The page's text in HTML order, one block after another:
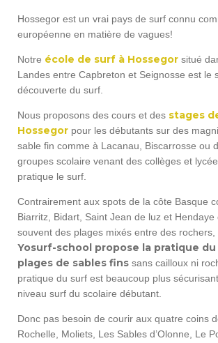
Hossegor est un vrai pays de surf connu
européenne en matière de vagues!
Notre école de surf à Hossegor situé
Landes entre Capbreton et Seignosse est le
découverte du surf.
Nous proposons des cours et des stages
Hossegor pour les débutants sur des
sable fin comme à Lacanau, Biscarrosse ou
groupes scolaire venant des collèges et
pratique le surf.
Contrairement aux spots de la côte Basque
Biarritz, Bidart, Saint Jean de luz et
souvent des plages mixés entre des rochers,
Yosurf-school propose la pratique
plages de sables fins sans cailloux ni
pratique du surf est beaucoup plus
niveau surf du scolaire débutant.
Donc pas besoin de courir aux quatre coins
Rochelle, Moliets, Les Sables d’Olonne, Le